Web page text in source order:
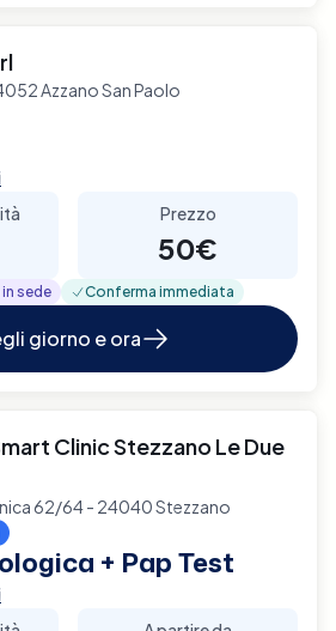
Azzano San Paolo
Prezzo
50€
sede Conferma immediata
giorno e ora
Clinic Stezzano Le Due
62/64 - 24040 Stezzano
+ Pap Test